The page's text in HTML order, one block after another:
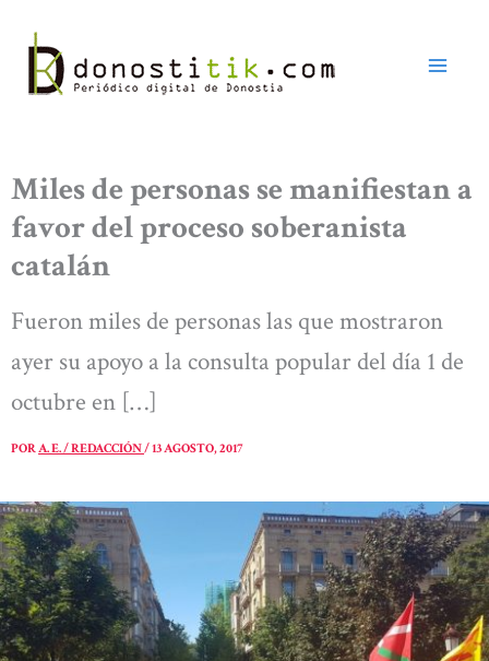
contenido
Miles de personas se manifiestan a
favor del proceso soberanista
catalán
Fueron miles de personas las que mostraron
ayer su apoyo a la consulta popular del día 1 de
octubre en […]
PORA. E. / REDACCIÓN/13 AGOSTO, 2017